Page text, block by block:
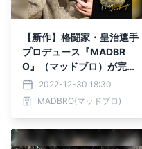
【新作】格闘家・皇治選手
プロデュース『MADBR
O』（マッドブロ）が完売
商品の香水と福袋を12月3
0日より販売開始。
2022-12-30 18:30
MADBRO(マッドブロ)